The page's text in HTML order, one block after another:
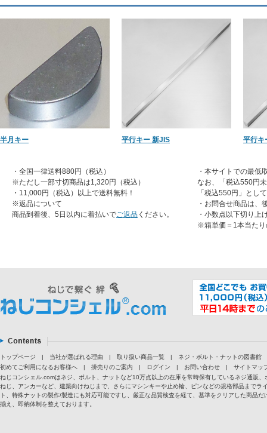
半月キー 平行キー 新JIS 平行キ
・全国一律送料880円（税込）
※ただし一部寸切商品は1,320円（税込）
・11,000円（税込）以上で送料無料！
※返品について
商品到着後、5日以内に着払いでご返品 ください。
・本サイトでの最低
なお、「税込550円
「税込550円」とし
・お問合せ商品は、
・小数点以下切り上
※箱単価＝1本当たり
トップページ | 当社が選ばれる理由 | 取り扱い商品一覧 |
ネジ・ボルト・ナットの図書館
初めてご利用になるお客様へ
| 掛売りのご案内 | ログイン | お問い合わせ |
サイトマッ
ねじコンシェル.comはネジ、ボルト、ナットなど10万点以上の在庫を常時保有しているネジ通販
ねじ、アンカーなど、建築向けねじまで、さらにマシンキーや止め輪、ピンなどの規格部品まで
ト、特殊ナットの製作/製造にも対応可能ですし、厳正な品質検査を経て、基準をクリアした商品
揃え、即納体制を整えております。